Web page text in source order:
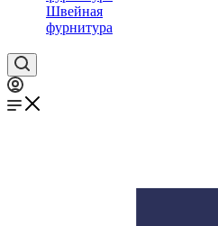
Швейная
фурнитура